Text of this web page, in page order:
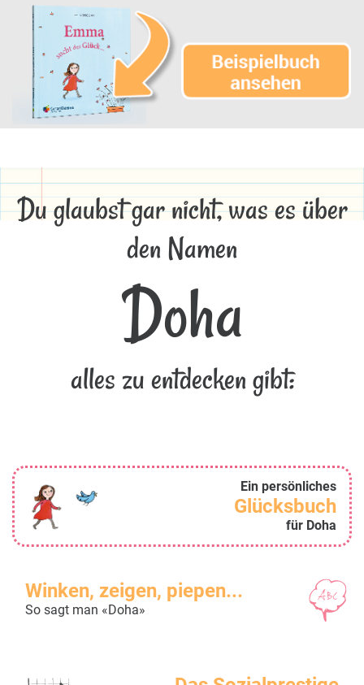
Du glaubst gar nicht, was es über
den Namen
Doha
alles zu entdecken gibt:
Ein persönliches
Glücksbuch
für Doha
Winken, zeigen, piepen...
So sagt man «Doha»